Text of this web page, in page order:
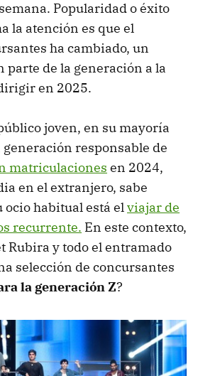
Popularidad o éxito
la atención es que el
ha cambiado, un
parte de la generación a la
en 2025.
joven, en su mayoría
responsable de
matriculaciones en 2024,
en el extranjero, sabe
habitual está elviajar de
recurrente. En este contexto,
Rubira y todo el entramado
selección de concursantes
la generación Z?